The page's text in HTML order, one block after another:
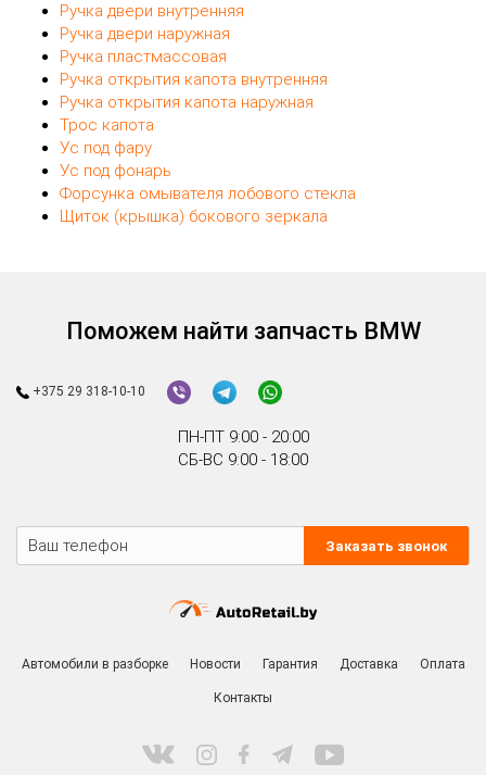
Ручка двери внутренняя
Ручка двери наружная
Ручка пластмассовая
Ручка открытия капота внутренняя
Ручка открытия капота наружная
Трос капота
Ус под фару
Ус под фонарь
Форсунка омывателя лобового стекла
Щиток (крышка) бокового зеркала
Поможем найти запчасть BMW
+375 29 318-10-10
ПН-ПТ 9:00 - 20:00
СБ-ВС 9:00 - 18:00
Заказать звонок
Автомобили в разборке Новости Гарантия Доставка Оплата
Контакты